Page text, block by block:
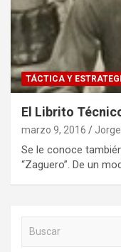
TÁCTICA Y
El Librito
marzo 9, 2016
Se le conoce
“Zaguero”. De un